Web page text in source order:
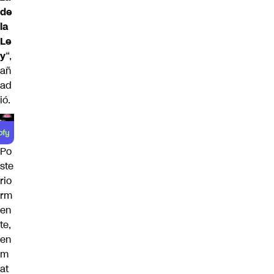
de
la
Le
y“,
añ
ad
ió.
Po
ste
rio
rm
en
te,
en
m
at